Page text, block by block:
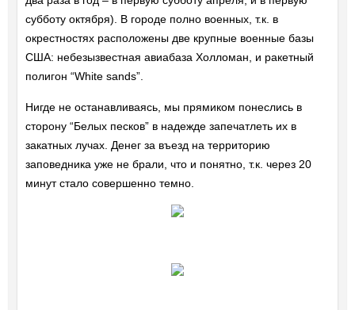
субботу октября). В городе полно военных, т.к. в
окрестностях расположены две крупные военные базы
США: небезызвестная авиабаза Холломан, и ракетный
полигон “White sands”.
Нигде не останавливаясь, мы прямиком понеслись в
сторону “Белых песков” в надежде запечатлеть их в
закатных лучах. Денег за въезд на территорию
заповедника уже не брали, что и понятно, т.к. через 20
минут стало совершенно темно.